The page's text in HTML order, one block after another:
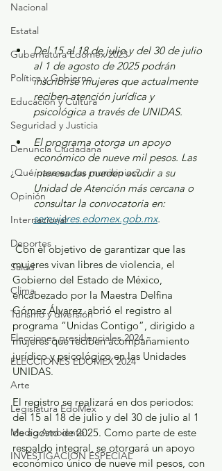
Nacional
Estatal
Gubernatura Edoméx 2023
Política y Gobierno
Educación y Cultura
Seguridad y Justicia
Denuncia Ciudadana
¿Qué pasa en tus municipios?
Opinión
Internacional
Deportes
Salud
Clima
Turismo y diversión
Elecciones presidenciales 2024
ELECCIONES EDOMEX 2024
Arte
Legislatura EdoMéx
Medio Ambiente
INVESTIGACIÓN ESPECIAL
Del 15 al 18 de julio y del 30 de julio
al 1 de agosto de 2025 podrán
inscribirse mujeres que actualmente
reciben atención jurídica y
psicológica a través de UNIDAS.
El programa otorga un apoyo
económico de nueve mil pesos. Las
interesadas pueden acudir a su
Unidad de Atención más cercana o
consultar la convocatoria en:
semujeres.edomex.gob.mx.
Con el objetivo de garantizar que las
mujeres vivan libres de violencia, el
Gobierno del Estado de México,
encabezado por la Maestra Delfina
Gómez Álvarez, abrió el registro al
programa “Unidas Contigo”, dirigido a
mujeres que reciben acompañamiento
jurídico y psicológico en las Unidades
UNIDAS.
El registro se realizará en dos periodos:
del 15 al 18 de julio y del 30 de julio al 1
de agosto de 2025. Como parte de este
respaldo integral, se otorgará un apoyo
económico único de nueve mil pesos, con